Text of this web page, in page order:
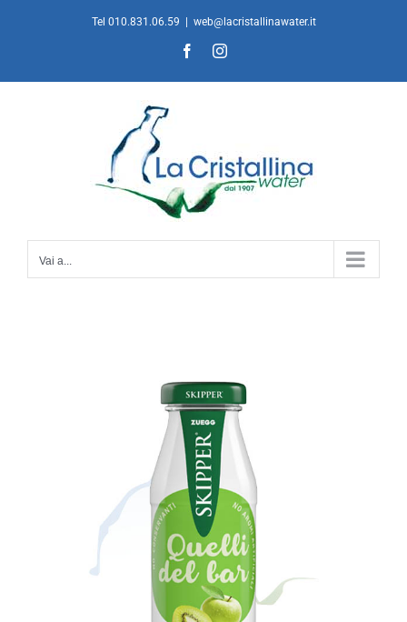
Tel 010.831.06.59 web@lacristallinawater.it
FacebookInstagram
Vai a...